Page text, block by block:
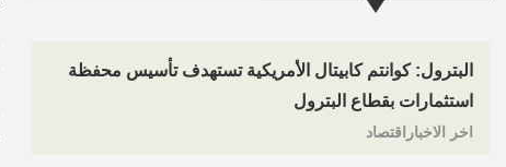
البترول: كوانتم كابيتال الأمريكية تستهدف تأسيس محفظة
استثمارات بقطاع البترول
اخر الاخباراقتصاد